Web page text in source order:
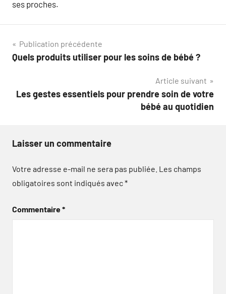
ses proches.
Navigation
de
Publication précédente
Quels produits utiliser pour les soins de bébé ?
Article suivant
Les gestes essentiels pour prendre soin de votre
bébé au quotidien
Laisser un commentaire
Votre adresse e-mail ne sera pas publiée. Les champs
obligatoires sont indiqués avec*
Commentaire*